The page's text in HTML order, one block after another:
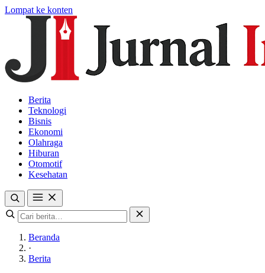
Lompat ke konten
Berita
Teknologi
Bisnis
Ekonomi
Olahraga
Hiburan
Otomotif
Kesehatan
Beranda
·
Berita